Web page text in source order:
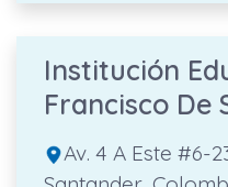
Institución
Francisco De
Av. 4 A Este #6-